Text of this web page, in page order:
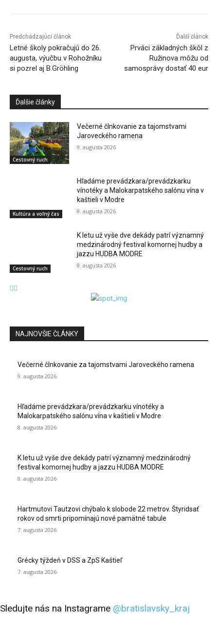
Predchádzajúci článok
Letné školy pokračujú do 26.
augusta, výučbu v Rohožníku
si pozrel aj B.Gröhling
Ďalší článok
Prváci základných škôl z
Ružinova môžu od
samosprávy dostať 40 eur
Ďalšie články
Cestovný ruch
Večerné člnkovanie za tajomstvami
Jaroveckého ramena
9. augusta 2026
Kultúra a voľný čas
Hľadáme prevádzkara/prevádzkarku
vínotéky a Malokarpatského salónu vína v
kaštieli v Modre
8. augusta 2026
Cestovný ruch
K letu už vyše dve dekády patrí významný
medzinárodný festival komornej hudby a
jazzu HUDBA MODRE
8. augusta 2026
NAJNOVŠIE ČLÁNKY
Večerné člnkovanie za tajomstvami Jaroveckého ramena
9. augusta 2026
Hľadáme prevádzkara/prevádzkarku vínotéky a
Malokarpatského salónu vína v kaštieli v Modre
8. augusta 2026
K letu už vyše dve dekády patrí významný medzinárodný
festival komornej hudby a jazzu HUDBA MODRE
8. augusta 2026
Hartmutovi Tautzovi chýbalo k slobode 22 metrov. Štyridsať
rokov od smrti pripomínajú nové pamätné tabule
7. augusta 2026
Grécky týždeň v DSS a ZpS Kaštieľ
7. augusta 2026
Sledujte nás na Instagrame @bratislavsky_kraj